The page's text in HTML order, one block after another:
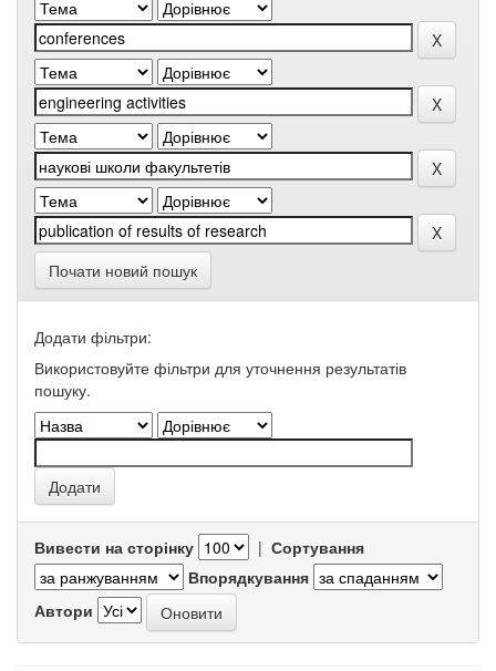
Почати новий пошук
Додати фільтри:
Використовуйте фільтри для уточнення результатів
пошуку.
Вивести на сторінку | Сортування
Впорядкування
Автори